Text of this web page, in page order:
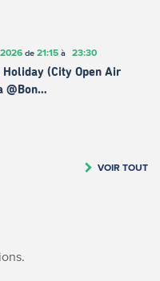
de 21:15à 23:30
Holiday (City Open Air
@Bon…
VOIR TOUT